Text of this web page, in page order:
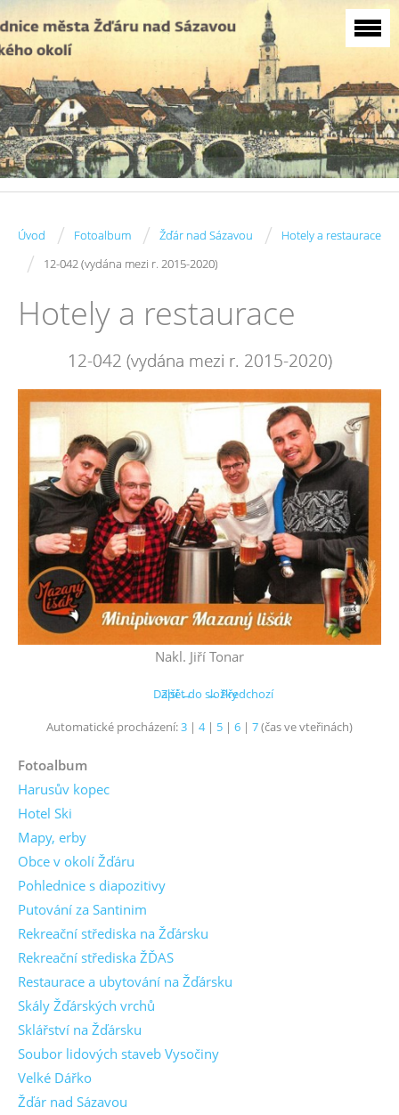
Úvod / Fotoalbum / Žďár nad Sázavou / Hotely a restaurace
/ 12-042 (vydána mezi r. 2015-2020)
Hotely a restaurace
12-042 (vydána mezi r. 2015-2020)
Nakl. Jiří Tonar
← Předchozí
Další →
Zpět do složky
Automatické procházení:3 | 4| 5 | 6 | 7(čas ve vteřinách)
Fotoalbum
Harusův kopec
Hotel Ski
Mapy, erby
Obce v okolí Žďáru
Pohlednice s diapozitivy
Putování za Santinim
Rekreační střediska na Žďársku
Rekreační střediska ŽĎAS
Restaurace a ubytování na Žďársku
Skály Žďárských vrchů
Sklářství na Žďársku
Soubor lidových staveb Vysočiny
Velké Dářko
Žďár nad Sázavou